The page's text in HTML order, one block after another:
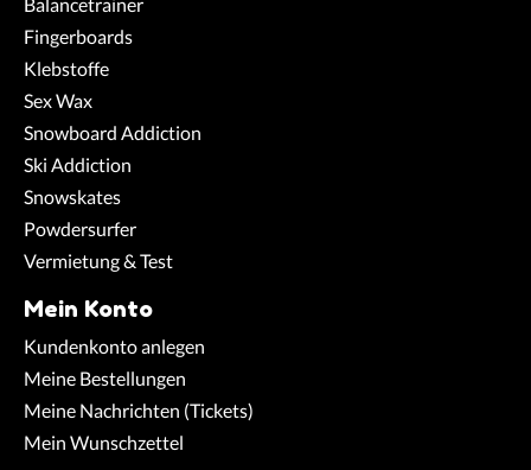
Fingerboards
Klebstoffe
Sex Wax
Snowboard Addiction
Ski Addiction
Snowskates
Powdersurfer
Vermietung & Test
Mein Konto
Kundenkonto anlegen
Meine Bestellungen
Meine Nachrichten (Tickets)
Mein Wunschzettel